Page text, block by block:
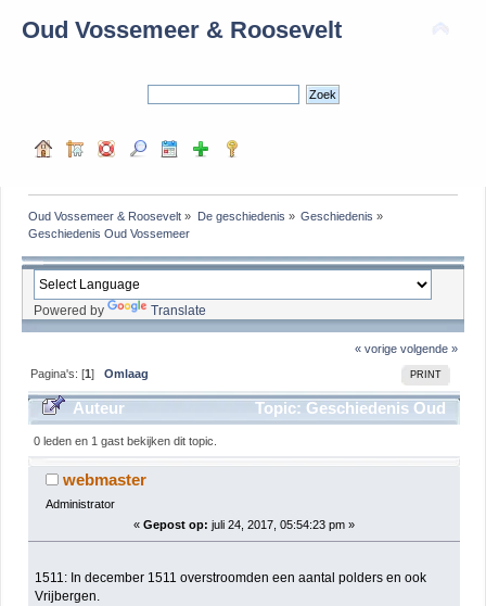
Oud Vossemeer & Roosevelt
Oud Vossemeer & Roosevelt » De geschiedenis » Geschiedenis »
Geschiedenis Oud Vossemeer
Powered by Translate
« vorige volgende »
PRINT
Pagina's: [1]Omlaag
Auteur
Topic: Geschiedenis Oud
Vossemeer (gelezen 6855 keer)
0 leden en 1 gast bekijken dit topic.
webmaster
Administrator
« Gepost op: juli 24, 2017, 05:54:23 pm »
1511: In december 1511 overstroomden een aantal polders en ook
Vrijbergen.